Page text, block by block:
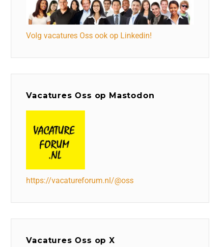
Volg vacatures Oss ook op Linkedin!
Vacatures Oss op Mastodon
https://vacatureforum.nl/@oss
Vacatures Oss op X